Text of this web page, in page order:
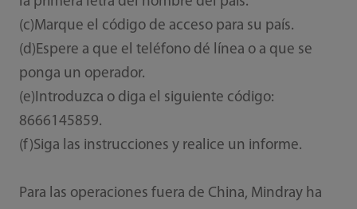
(c)Marque el código de acceso para su país.
(d)Espere a que el teléfono dé línea o a que se
ponga un operador.
(e)Introduzca o diga el siguiente código:
8666145859.
(f)Siga las instrucciones y realice un informe.
Para las operaciones fuera de China, Mindray ha